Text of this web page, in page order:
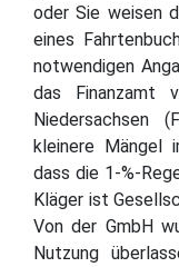
oder Sie weisen
eines
notwendigen
das Finanzamt
Niedersachsen
kleinere Mängel
dass die 1-%-
Kläger ist
Von der GmbH
Nutzung